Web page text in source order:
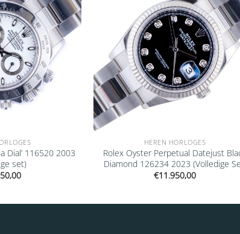
Dial’ 116520 2003
set)
HEREN HORLOGES
Rolex Oyster Perpetual Datejust
Diamond 126234 2023 (Volledige
€11.950,00